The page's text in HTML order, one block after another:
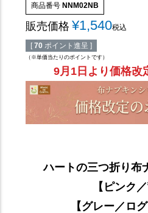
商品番号 NNM02NB
販売価格 ¥1,540税込
[ 70 ポイント進呈 ]
（※単価当たりのポイントです）
9月1日より価格改
ハートの三つ折り布
【ピンク
【グレー／ロ